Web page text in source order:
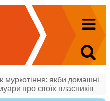
муркотіння: якби домашні
про своїх власників